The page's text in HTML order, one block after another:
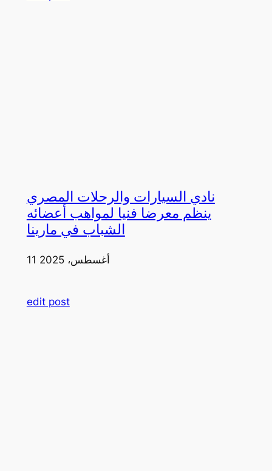
نادي السيارات والرحلات المصري
ينظم معرضا فنيا لمواهب أعضائه
الشباب في مارينا
11 أغسطس، 2025
edit post